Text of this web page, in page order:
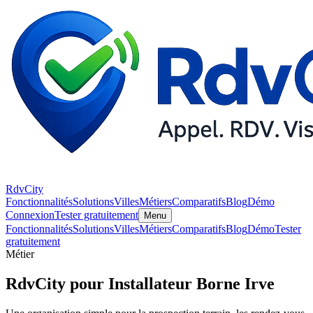
RdvCity
FonctionnalitésSolutionsVillesMétiersComparatifsBlogDémo
ConnexionTester gratuitement Menu
FonctionnalitésSolutionsVillesMétiersComparatifsBlogDémoTester
gratuitement
Métier
RdvCity pour Installateur Borne Irve